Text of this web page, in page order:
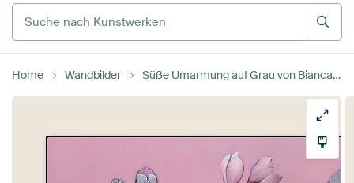
Suche nach Kunstwerken
Home Wandbilder Süße Umarmung auf Grau von Bianca ter Riet